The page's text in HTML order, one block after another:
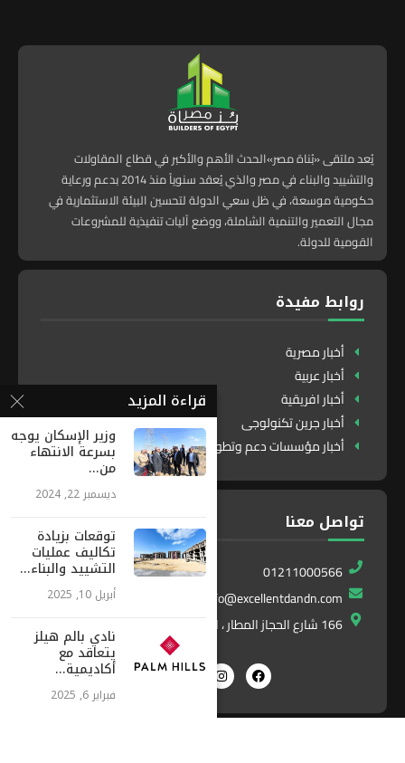
يُعد ملتقى «بُناة مصر»الحدث الأهم والأكبر في قطاع المقاولات
والتشييد والبناء في مصر والذي يُعقد سنوياً منذ 2014 بدعم ورعاية
حكومية موسعة، في ظل سعي الدولة لتحسين البيئة الاستثمارية في
مجال التعمير والتنمية الشاملة، ووضع آليات تنفيذية للمشروعات
القومية للدولة.
روابط مفيدة
أخبار مصرية
أخبار عربية
أخبار افريقية
أخبار جرين تكنولوجى
أخبار مؤسسات دعم وتطوير
تواصل معنا
01211000566
info@excellentdandn.com
166 شارع الحجاز المطار ، النزهة ، القاهرة ، مصر
قراءة المزيد
وزير الإسكان يوجه
بسرعة الانتهاء
من...
ديسمبر 22, 2024
توقعات بزيادة
تكاليف عمليات
التشييد والبناء...
أبريل 10, 2025
نادي بالم هيلز
يتعاقد مع
أكاديمية...
فبراير 6, 2025